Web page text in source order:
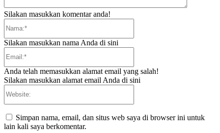
Silakan masukkan komentar anda!
Silakan masukkan nama Anda di sini
Anda telah memasukkan alamat email yang salah!
Silakan masukkan alamat email Anda di sini
Simpan nama, email, dan situs web saya di browser ini untuk
lain kali saya berkomentar.